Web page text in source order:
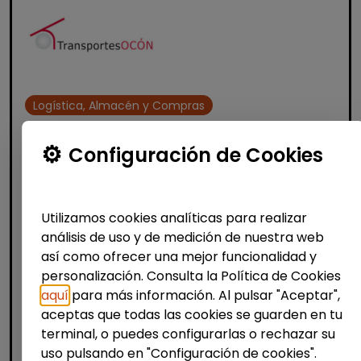
Logística, Almacén y Compras
centro especial de empleo
OFERTA DE EMPLEO – CONDUCTOR/A CAMIÓN
C (MÉRIDA) PARA RUTA DE CORREOS CON
DISCAPACIDAD GRUPO TRANSPORTES OCÓN
busca incorporar un/a conductor/a de
camión para ...
% de respuesta: 100,00%
Configuración de Cookies
Utilizamos cookies analíticas para realizar
análisis de uso y de medición de nuestra web
así como ofrecer una mejor funcionalidad y
personalización. Consulta la Política de Cookies
aquí para más información. Al pulsar "Aceptar",
aceptas que todas las cookies se guarden en tu
terminal, o puedes configurarlas o rechazar su
uso pulsando en "Configuración de cookies".